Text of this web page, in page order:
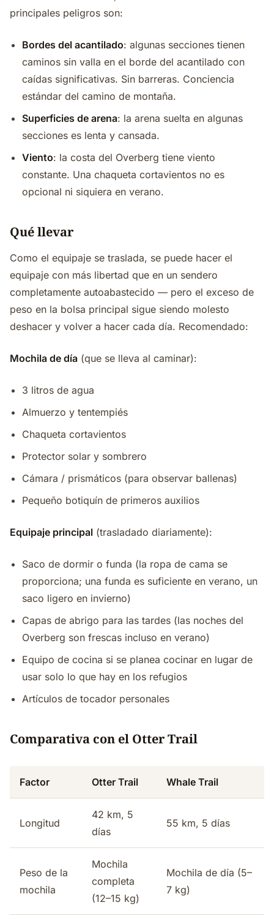
principales peligros son:
Bordes del acantilado: algunas secciones tienen
caminos sin valla en el borde del acantilado con
caídas significativas. Sin barreras. Conciencia
estándar del camino de montaña.
Superficies de arena: la arena suelta en algunas
secciones es lenta y cansada.
Viento: la costa del Overberg tiene viento
constante. Una chaqueta cortavientos no es
opcional ni siquiera en verano.
Qué llevar
Como el equipaje se traslada, se puede hacer el
equipaje con más libertad que en un sendero
completamente autoabastecido — pero el exceso de
peso en la bolsa principal sigue siendo molesto
deshacer y volver a hacer cada día. Recomendado:
Mochila de día (que se lleva al caminar):
3 litros de agua
Almuerzo y tentempiés
Chaqueta cortavientos
Protector solar y sombrero
Cámara / prismáticos (para observar ballenas)
Pequeño botiquín de primeros auxilios
Equipaje principal (trasladado diariamente):
Saco de dormir o funda (la ropa de cama se
proporciona; una funda es suficiente en verano, un
saco ligero en invierno)
Capas de abrigo para las tardes (las noches del
Overberg son frescas incluso en verano)
Equipo de cocina si se planea cocinar en lugar de
usar solo lo que hay en los refugios
Artículos de tocador personales
Comparativa con el Otter Trail
Factor Otter Trail Whale Trail
Longitud
42 km, 5
días
55 km, 5 días
Peso de la
mochila
Mochila
completa
(12–15 kg)
Mochila de día (5–
7 kg)